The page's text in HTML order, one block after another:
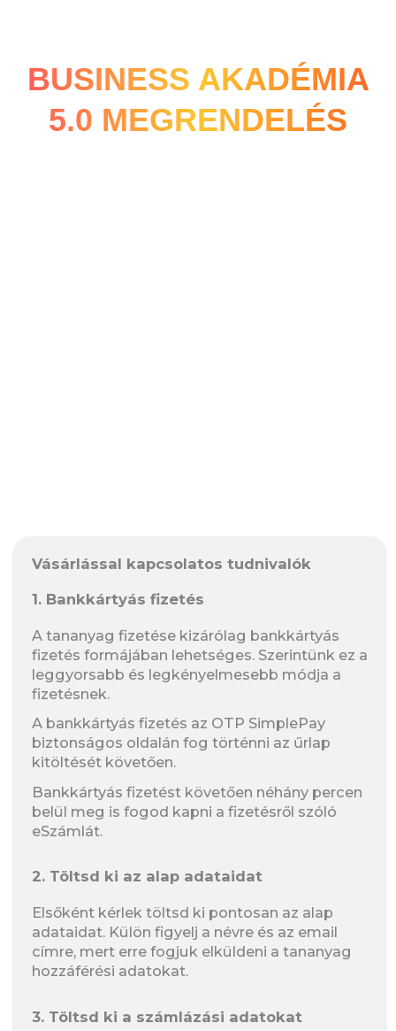
BUSINESS AKADÉMIA
5.0 MEGRENDELÉS
Vásárlással kapcsolatos tudnivalók
1. Bankkártyás fizetés
A tananyag fizetése kizárólag bankkártyás
fizetés formájában lehetséges. Szerintünk ez a
leggyorsabb és legkényelmesebb módja a
fizetésnek.
A bankkártyás fizetés az OTP SimplePay
biztonságos oldalán fog történni az űrlap
kitöltését követően.
Bankkártyás fizetést követően néhány percen
belül meg is fogod kapni a fizetésről szóló
eSzámlát.
2. Töltsd ki az alap adataidat
Elsőként kérlek töltsd ki pontosan az alap
adataidat. Külön figyelj a névre és az email
címre, mert erre fogjuk elküldeni a tananyag
hozzáférési adatokat.
3. Töltsd ki a számlázási adatokat